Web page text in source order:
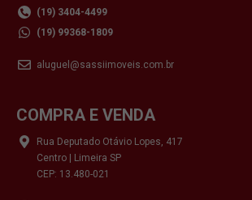
(19) 3404-4499
(19) 99368-1809
aluguel@sassiimoveis.com.br
COMPRA E VENDA
Rua Deputado Otávio Lopes, 417
Centro | Limeira SP
CEP: 13.480-021